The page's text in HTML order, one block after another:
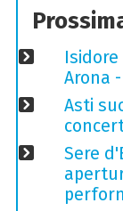
Arona
Asti
Sere